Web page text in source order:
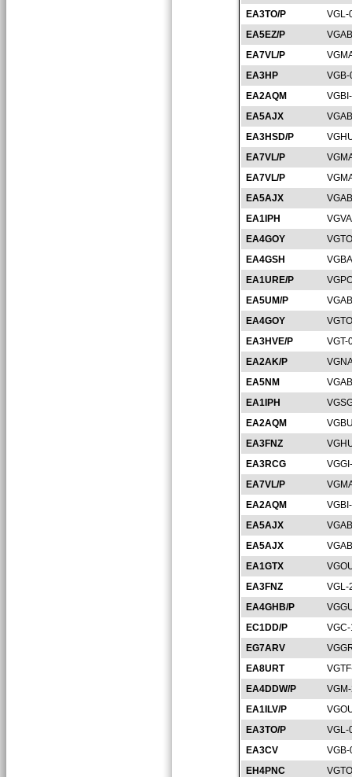
EA3TO/P
VGL-
EA5EZ/P
EA7VL/P
EA3HP
EA2AQM
EA5AJX
EA3HSD/P
EA7VL/P
EA7VL/P
EA5AJX
EA1IPH
EA4GOY
EA4GSH
EA1URE/P
EA5UM/P
EA4GOY
EA3HVE/P
VGT-
EA2AK/P
EA5NM
EA1IPH
EA2AQM
EA3FNZ
EA3RCG
EA7VL/P
EA2AQM
EA5AJX
EA5AJX
EA1GTX
EA3FNZ
VGL-
EA4GHB/P
EC1DD/P
EG7ARV
EA8URT
EA4DDW/P
EA1ILV/P
EA3TO/P
VGL-
EA3CV
EH4PNC